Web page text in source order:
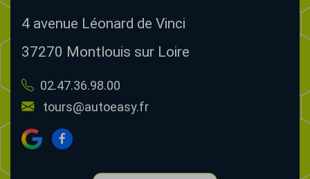
4 avenue Léonard de Vinci
37270 Montlouis sur Loire
02.47.36.98.00
tours@autoeasy.fr